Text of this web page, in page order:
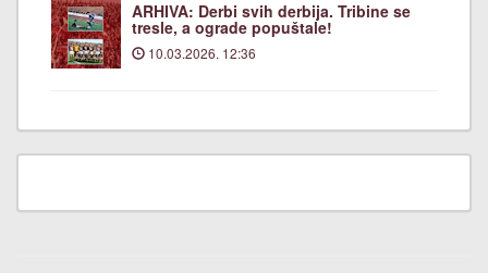
ARHIVA: Derbi svih derbija. Tribine se
tresle, a ograde popuštale!
10.03.2026. 12:36